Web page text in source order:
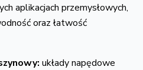
aplikacjach przemysłowych,
oraz łatwość
układy napędowe